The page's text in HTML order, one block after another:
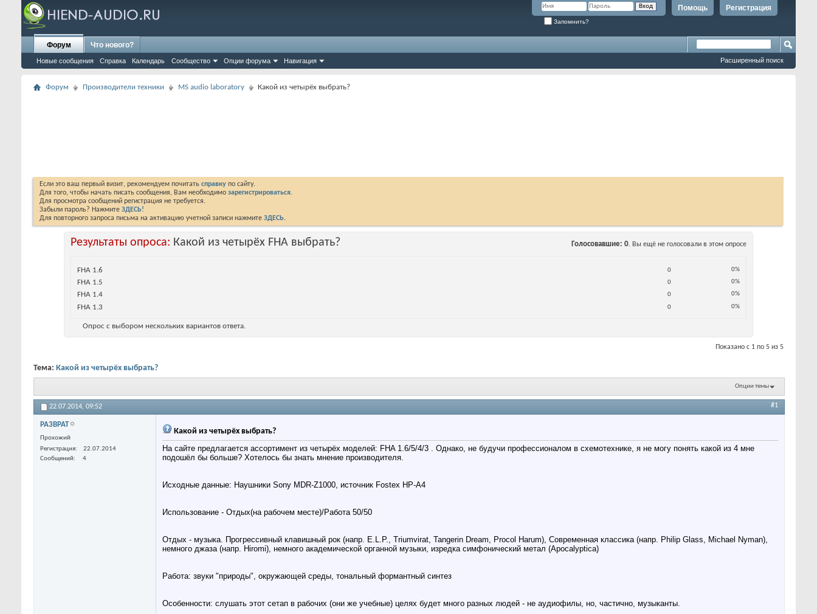
Регистрация
Помощь
Запомнить?
Форум
Новые сообщения Справка Календарь Сообщество Опции форума Навигация
Что нового?
Расширенный поиск
Форум Производители техники MS audio laboratory Какой из четырёх выбрать?
Если это ваш первый визит, рекомендуем почитать справку по сайту.
Для того, чтобы начать писать сообщения, Вам необходимо зарегистрироваться.
Для просмотра сообщений регистрация не требуется.
Забыли пароль? Нажмите ЗДЕСЬ!
Для повторного запроса письма на активацию учетной записи нажмите ЗДЕСЬ.
Результаты опроса: Какой из четырёх FHA выбрать? Голосовавшие 0. Вы ещё не голосовали в этом опросе
FHA 1.6 0 0%
FHA 1.5 0 0%
FHA 1.4 0 0%
FHA 1.3 0 0%
Опрос с выбором нескольких вариантов ответа.
Показано с 1 по 5 из 5
Тема: Какой из четырёх выбрать?
Опции темы
22.07.2014, 09:52 #1
PA3BPAT
Прохожий
Регистрация
22.07.2014
Сообщений
4
Какой из четырёх выбрать?
На сайте предлагается ассортимент из четырёх моделей: FHA 1.6/5/4/3 . Однако, не будучи профессионалом в схемотехнике, я не могу понять какой из 4 мне
подошёл бы больше? Хотелось бы знать мнение производителя.
Исходные данные: Наушники Sony MDR-Z1000, источник Fostex HP-A4
Использование - Отдых(на рабочем месте)/Работа 50/50
Отдых - музыка. Прогрессивный клавишный рок (напр. E.L.P., Triumvirat, Tangerin Dream, Procol Harum), Современная классика (напр. Philip Glass, Michael Nyman),
немного джаза (напр. Hiromi), немного академической органной музыки, изредка симфонический метал (Apocalyptica)
Работа: звуки "природы", окружающей среды, тональный формантный синтез
Особенности: слушать этот сетап в рабочих (они же учебные) целях будет много разных людей - не аудиофилы, но, частично, музыканты.